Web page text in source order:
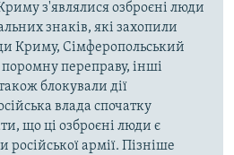
з'являлися озброєні люди
знаків, які захопили
Криму, Сімферопольський
переправу, інші
блокували дії
влада спочатку
що ці озброєні люди є
російської армії. Пізніше